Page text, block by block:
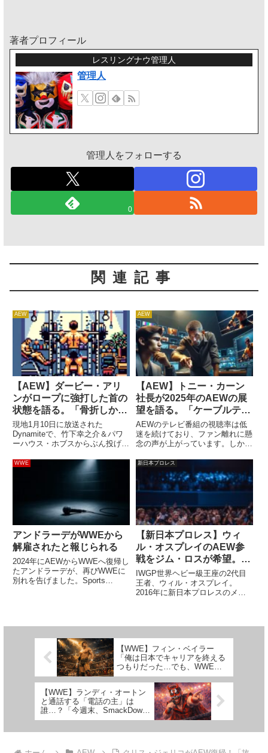
著者プロフィール
レスリングナウ管理人
管理人
管理人をフォローする
0
関連記事
AEW
【AEW】ダービー・アリ
ンがロープに強打した首の
状態を語る。「骨折しかけ
た」
現地1月10日に放送された
Dynamiteで、竹下幸之介＆パワ
ーハウス・ホブスからぶん投げら
たダービー・アリン。【AEW】
ダービー・アリンが首を負傷した
と報じられる。竹下幸之介＆パワ
AEW
【AEW】トニー・カーン
社長が2025年のAEWの展
望を語る。「ケーブルテレ
ビを見れない家庭にも番組
を見てもらえるようにな
る」
AEWのテレビ番組の視聴率は低
迷を続けており、ファン離れに懸
念の声が上がっています。しか
ジティブな姿勢を崩しません。
2024年、彼はビジネスパートナ
ーのワーナー・ブラザース・ディ
スカバリーとの間に新たなテレビ
WWE
アンドラーデがWWEから
解雇されたと報じられる
2024年にAEWからWWEへ復帰し
たアンドラーデが、再びWWEに
別れを告げました。Sports
alumni...
新日本プロレス
【新日本プロレス】ウィ
ル・オスプレイのAEW参
戦をジム・ロスが希望。
「AEWでもうまくいくだ
ろう」
IWGP世界ヘビー級王座の2代目
王者、ウィル・オスプレイ。
2016年に新日本プロレスのメン
レスラーの1人です。これまでに
何...
【WWE】フィン・ベイラー
「俺は日本でキャリアを終える
つもりだった…でも、WWEで
一か八かの勝負をしたくなっ
た」
【WWE】ランディ・オートン
と通話する「電話の主」は
誰…？「今週末、SmackDown
で会おう」